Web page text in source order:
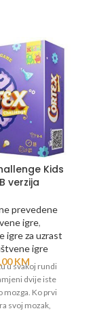
Kids
verzija
prevedene
igre,
igre za uzrast
igre
KM
u svakoj rundi
dvije iste
mozga. Ko prvi
svoj mozak,